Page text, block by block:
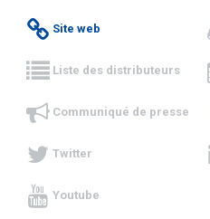
Site web
Liste des distributeurs
Communiqué de presse
Twitter
Youtube